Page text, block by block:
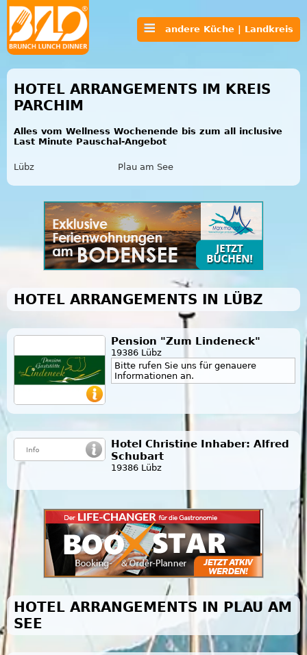
andere Küche | Landkreis
HOTEL ARRANGEMENTS IM KREIS
PARCHIM
Alles vom Wellness Wochenende bis zum all inclusive
Last Minute Pauschal-Angebot
Lübz Plau am See
HOTEL ARRANGEMENTS IN LÜBZ
Pension "Zum Lindeneck"
19386 Lübz
Bitte rufen Sie uns für genauere
Informationen an.
Hotel Christine Inhaber: Alfred
Schubart
19386 Lübz
HOTEL ARRANGEMENTS IN PLAU AM
SEE